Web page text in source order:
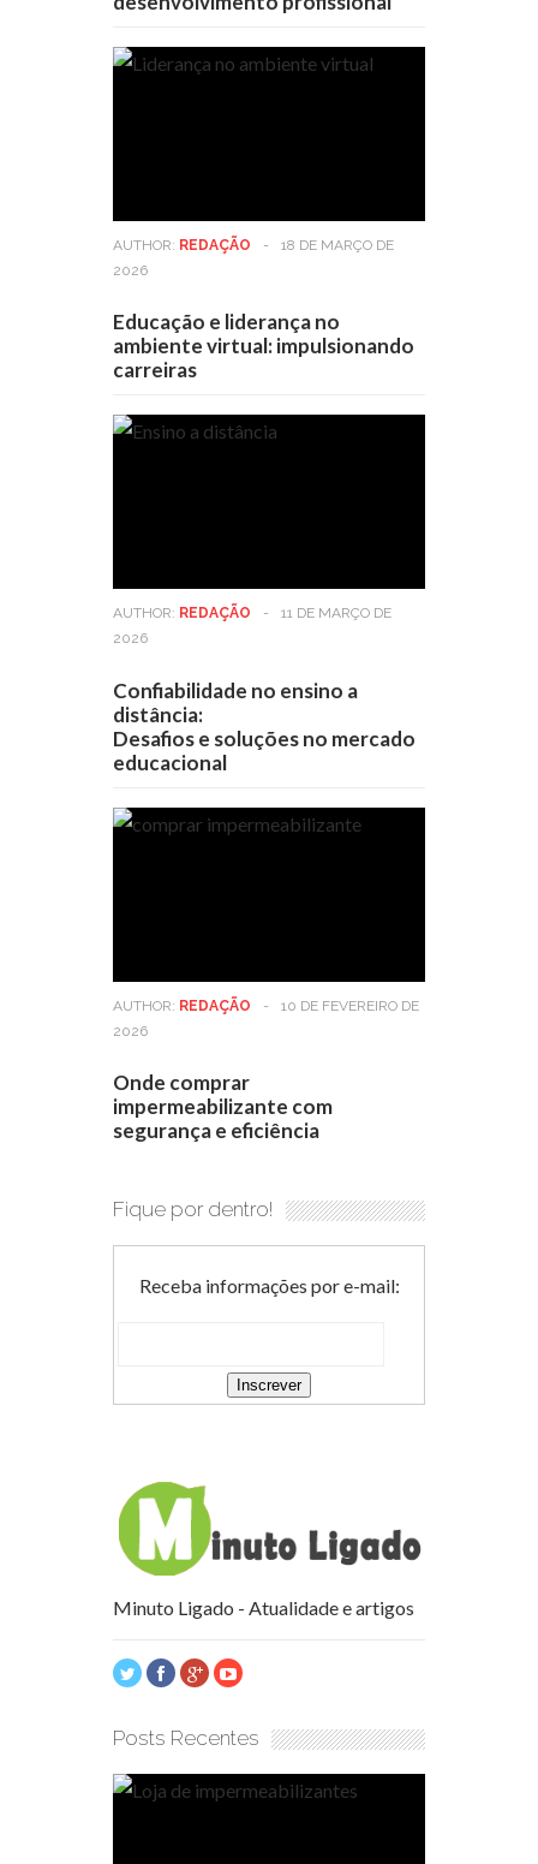
AUTHOR: REDAÇÃO -
18 DE MARÇO DE
2026
Educação e liderança no
ambiente virtual: impulsionando
carreiras
AUTHOR: REDAÇÃO -
11 DE MARÇO DE
2026
Confiabilidade no ensino a
distância:
Desafios e soluções no mercado
educacional
AUTHOR: REDAÇÃO -
10 DE FEVEREIRO DE
2026
Onde comprar
impermeabilizante com
segurança e eficiência
Fique por dentro!
Receba informações por e-mail:
Minuto Ligado - Atualidade e artigos
Posts Recentes